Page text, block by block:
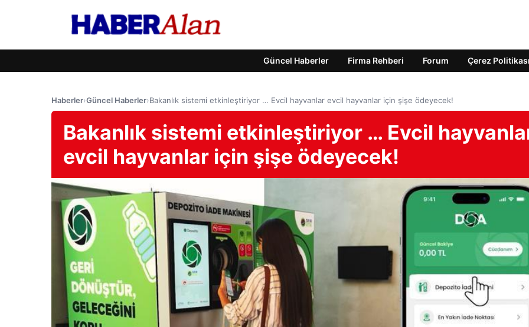
Güncel Haberler Firma Rehberi Forum Çerez Politikası
Haberler›Güncel Haberler›Bakanlık sistemi etkinleştiriyor … Evcil hayvanlar evcil hayvanlar için şişe ödeyecek!
Bakanlık sistemi etkinleştiriyor … Evcil
evcil hayvanlar için şişe ödeyecek!